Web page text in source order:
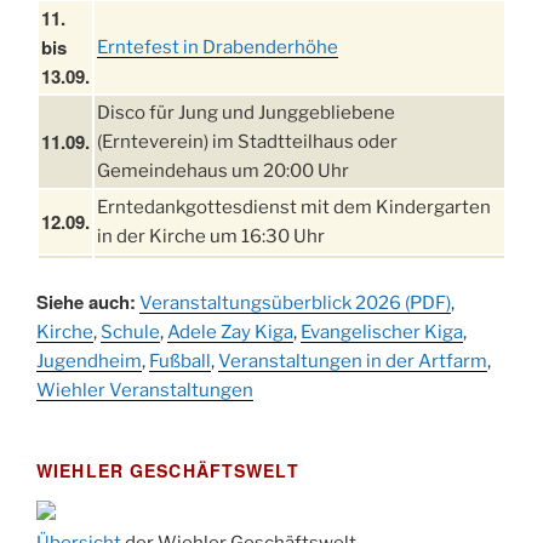
11.
bis
13.09.
Erntefest in Drabenderhöhe
11.09.
Disco für Jung und Junggebliebene
(Ernteverein) im Stadtteilhaus oder
Gemeindehaus um 20:00 Uhr
12.09.
Erntedankgottesdienst mit dem Kindergarten
in der Kirche um 16:30 Uhr
Gemeindehaus um 19:00 Uhr
13.09.
Umzug und Feier zum Erntedankfest am
Stadtteilhaus um 14:00 Uhr
Schlagerabend im Stadtteilhaus
25. u.
26.09.
Oktoberfest im Cafe XXS
Kinderbibeltag im Ev. Gemeindehaus von 10-12
Siehe auch: Veranstaltungsüberblick 2026 (PDF),
Kirche, Schule, Adele Zay Kiga, Evangelischer Kiga,
Jugendheim, Fußball,Veranstaltungen in der Artfarm,
Wiehler Veranstaltungen
WIEHLER GESCHÄFTSWELT